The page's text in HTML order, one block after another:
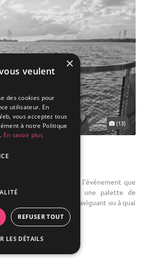
(13)
: Quel que soit l'événement que
nous vous offrons une palette de
vos envies : - Bateau naviguant ou à quai
×
veulent
des cookies pour
utilisateur. En
vous acceptez tous
à notre Politique
En savoir plus
REFUSER TOUT
LES DÉTAILS